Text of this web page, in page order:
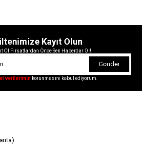
Kayıt Olun
Ol Fırsatlardan Önce Sen Haberdar Ol!
Gönder
verilerimin korunmasını kabul ediyorum.